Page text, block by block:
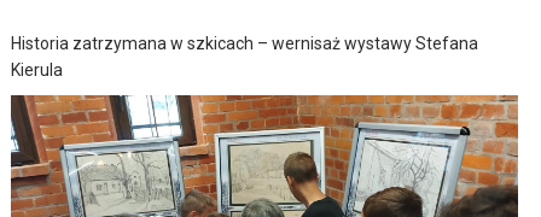
Historia zatrzymana w szkicach – wernisaż wystawy Stefana
Kierula